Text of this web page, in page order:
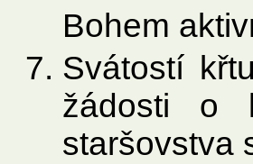
Bohem
Svátostí
žádosti o
staršovstva